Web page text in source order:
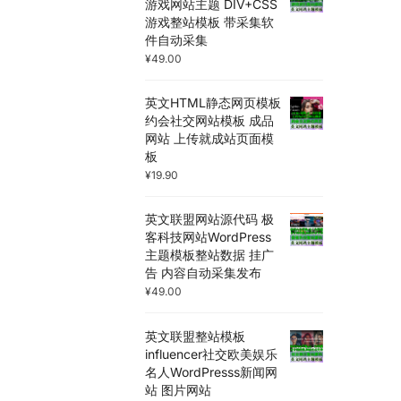
游戏网站主题 DIV+CSS
游戏整站模板 带采集软
件自动采集
¥49.00
英文HTML静态网页模板
约会社交网站模板 成品
网站 上传就成站页面模
板
¥19.90
英文联盟网站源代码 极
客科技网站WordPress
主题模板整站数据 挂广
告 内容自动采集发布
¥49.00
英文联盟整站模板
influencer社交欧美娱乐
名人WordPresss新闻网
站 图片网站